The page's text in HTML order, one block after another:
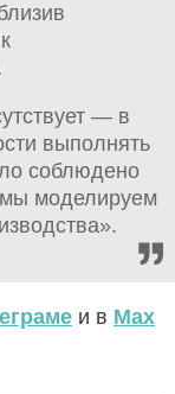
— в
выполнять
соблюдено
мы моделируем
и в Max